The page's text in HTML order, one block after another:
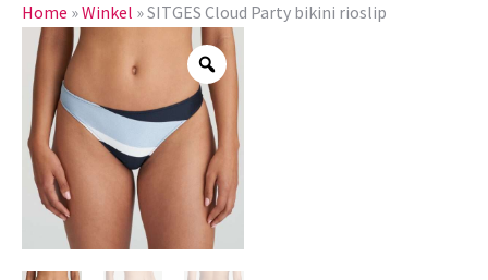
Home »Winkel »SITGES Cloud Party bikini rioslip